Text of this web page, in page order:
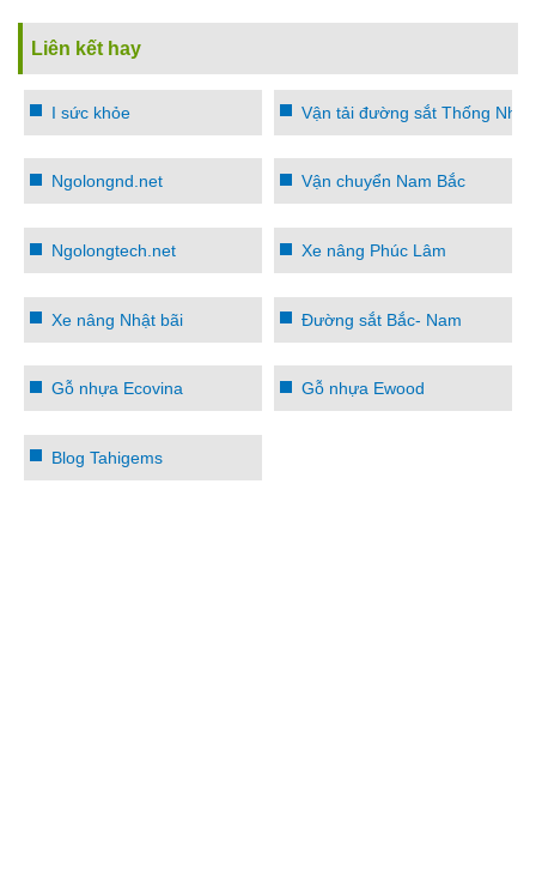
Liên kết hay
I sức khỏe Vận tải đường sắt Thống Nhất
Ngolongnd.net Vận chuyển Nam Bắc
Ngolongtech.net Xe nâng Phúc Lâm
Xe nâng Nhật bãi Đường sắt Bắc- Nam
Gỗ nhựa Ecovina Gỗ nhựa Ewood
Blog Tahigems